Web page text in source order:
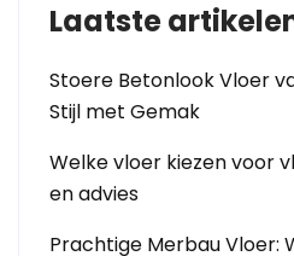
Laatste
Stoere Betonlook Vloer
Stijl met Gemak
Welke vloer kiezen voor
en advies
Prachtige Merbau Vloer: